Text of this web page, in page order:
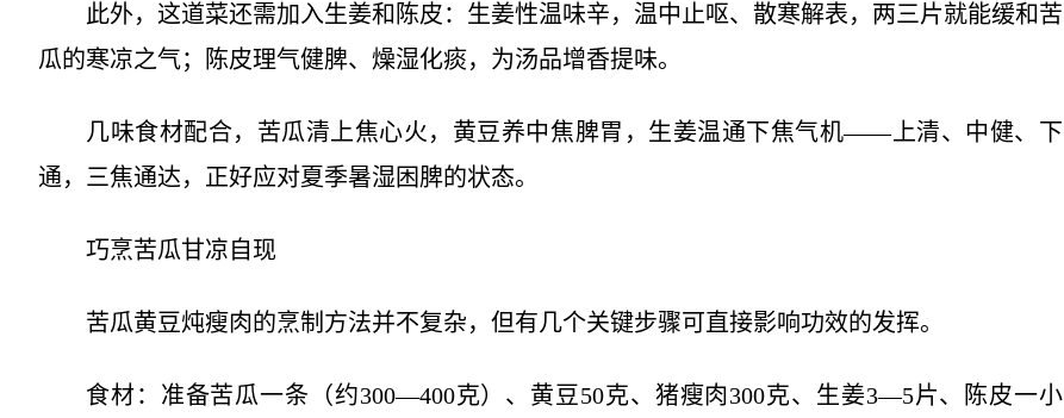
此外，这道菜还需加入生姜和陈皮：生姜性温味辛，温中止呕、散寒解表，两三片就能缓和苦
瓜的寒凉之气；陈皮理气健脾、燥湿化痰，为汤品增香提味。
几味食材配合，苦瓜清上焦心火，黄豆养中焦脾胃，生姜温通下焦气机——上清、中健、下
通，三焦通达，正好应对夏季暑湿困脾的状态。
巧烹苦瓜甘凉自现
苦瓜黄豆炖瘦肉的烹制方法并不复杂，但有几个关键步骤可直接影响功效的发挥。
食材：准备苦瓜一条（约300—400克）、黄豆50克、猪瘦肉300克、生姜3—5片、陈皮一小